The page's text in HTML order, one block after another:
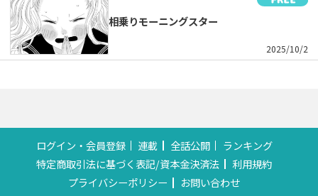
相乗りモーニングスター
2025/10/2
ログイン・会員登録 連載 全話公開
ランキング
特定商取引法に基づく表記/資本金決済法
利用規約
プライバシーポリシー
お問い合わせ